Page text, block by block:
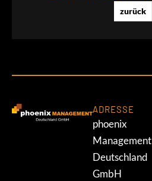
zurück
ADRESSE
phoenix
Management
Deutschland
GmbH